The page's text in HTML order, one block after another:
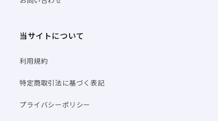
当サイトについて
利用規約
特定商取引法に基づく表記
プライバシーポリシー